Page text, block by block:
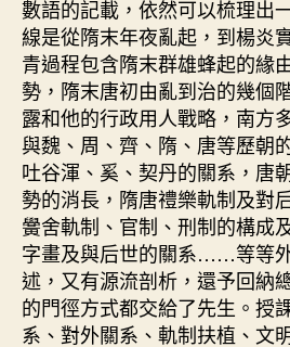
數語的記載，依然可以梳理出
線是從隋末年夜亂起，到楊炎
青過程包含隋末群雄蜂起的緣
勢，隋末唐初由亂到治的幾個
露和他的行政用人戰略，南方
與魏、周、齊、隋、唐等歷朝
吐谷渾、奚、契丹的關系，唐
勢的消長，隋唐禮樂軌制及對
黌舍軌制、官制、刑制的構成
字畫及與后世的關系……等等
述，又有源流剖析，還予回納
的門徑方式都交給了先生。授
系、對外關系、軌制扶植、文